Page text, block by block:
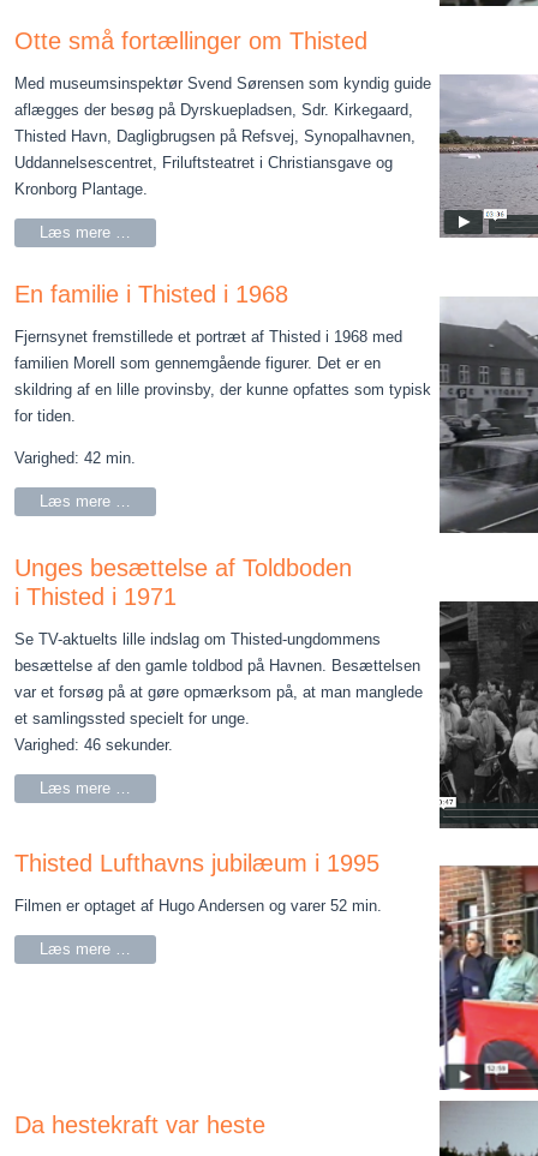
Otte små fortællinger om Thisted
Med museumsinspektør Svend Sørensen som kyndig guide
aflægges der besøg på Dyrskuepladsen, Sdr. Kirkegaard,
Thisted Havn, Dagligbrugsen på Refsvej, Synopalhavnen,
Uddannelsescentret, Friluftsteatret i Christiansgave og
Kronborg Plantage.
Læs mere …
En familie i Thisted i 1968
Fjernsynet fremstillede et portræt af Thisted i 1968 med
familien Morell som gennemgående figurer. Det er en
skildring af en lille provinsby, der kunne opfattes som typisk
for tiden.
Varighed: 42 min.
Læs mere …
Unges besættelse af Toldboden
i Thisted i 1971
Se TV-aktuelts lille indslag om Thisted-ungdommens
besættelse af den gamle toldbod på Havnen. Besættelsen
var et forsøg på at gøre opmærksom på, at man manglede
et samlingssted specielt for unge.
Varighed: 46 sekunder.
Læs mere …
Thisted Lufthavns jubilæum i 1995
Filmen er optaget af Hugo Andersen og varer 52 min.
Læs mere …
Da hestekraft var heste